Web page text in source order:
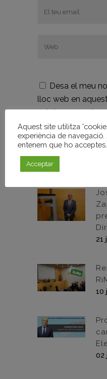
Desa el meu
lloc web en
pròxima vegada
ENTRADES
21
10
02
Aquest site utilitza
experiència de navegació.
entenem que ho acceptes.
Acceptar